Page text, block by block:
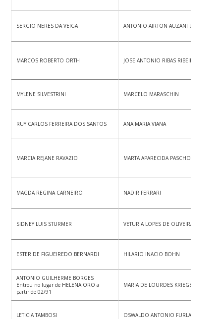
SERGIO NERES DA VEIGA ANTONIO AIRTON AUZANI UBERTI
MARCOS ROBERTO ORTH JOSE ANTONIO RIBAS RIBEIRO
MYLENE SILVESTRINI MARCELO MARASCHIN
RUY CARLOS FERREIRA DOS SANTOS ANA MARIA VIANA
MARCIA REJANE RAVAZIO MARTA APARECIDA PASCHOALINI
MAGDA REGINA CARNEIRO NADIR FERRARI
SIDNEY LUIS STURMER VETURIA LOPES DE OLIVEIRA
ESTER DE FIGUEIREDO BERNARDI HILARIO INACIO BOHN
ANTONIO GUILHERME BORGES
Entrou no lugar de HELENA ORO a
partir de 02/91
MARIA DE LOURDES KRIEGER LOCKS
LETICIA TAMBOSI OSWALDO ANTONIO FURLAN